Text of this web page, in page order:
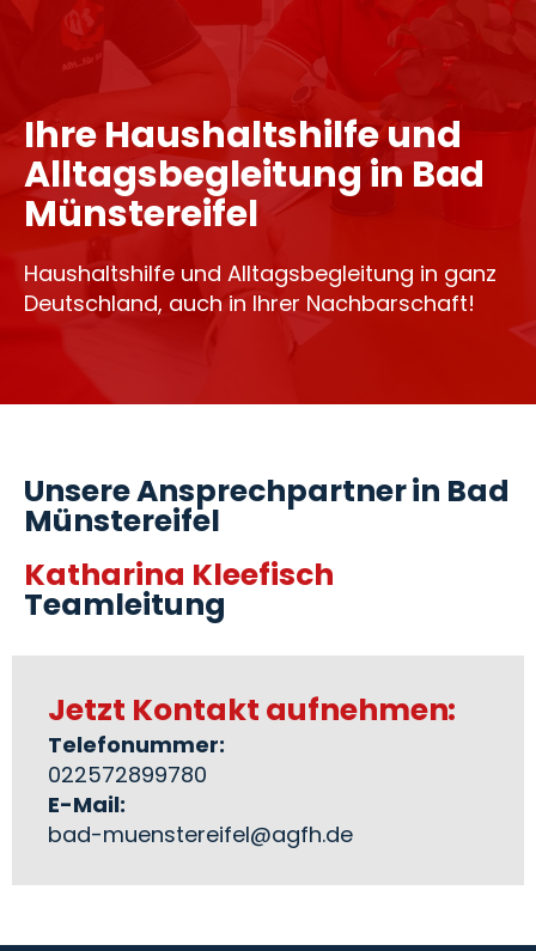
Ihre Haushaltshilfe und
Alltagsbegleitung in Bad
Münstereifel
Haushaltshilfe und Alltagsbegleitung in ganz
Deutschland, auch in Ihrer Nachbarschaft!
Unsere Ansprechpartner in Bad
Münstereifel
Katharina Kleefisch
Teamleitung
Jetzt Kontakt aufnehmen:
Telefonummer:
022572899780
E-Mail:
bad-muenstereifel@agfh.de